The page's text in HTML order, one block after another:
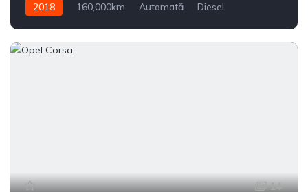
2018 160,000km Automată
Diesel
14